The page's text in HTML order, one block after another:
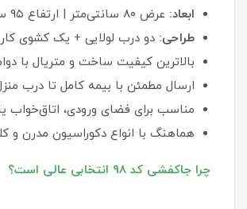
ابعاد: عرض ۸۰ سانتی‌متر | ارتفاع ۹۵ سانتی‌متر
طراحی: دو درب لولایی + یک کشوی
بالاترین کیفیت ساخت و متریال با
ارسال مطمئن با بیمه کامل تا درب
مناسب برای فضای ورودی، اتاق‌خواب
هماهنگ با انواع دکوراسیون مدرن و
چرا جاکفشی کد 98 انتخابی عالی است؟